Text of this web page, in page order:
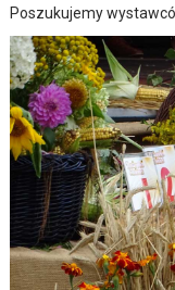
Poszukujemy